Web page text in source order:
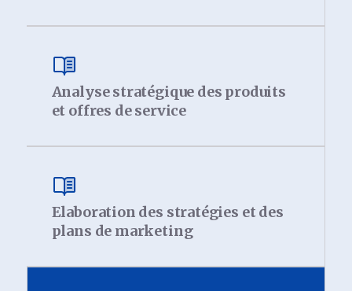
Analyse stratégique des produits
et offres de service
Elaboration des stratégies et des
plans de marketing